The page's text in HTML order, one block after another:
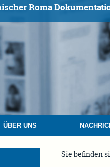
Roma
ÜBER UNS
Sie befinden